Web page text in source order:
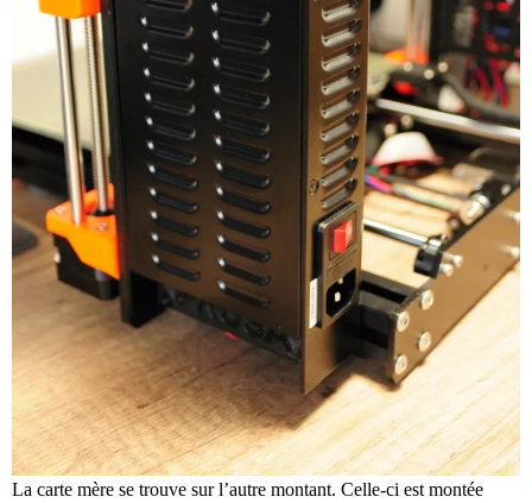
La carte mère se trouve sur l’autre montant. Celle-ci est montée